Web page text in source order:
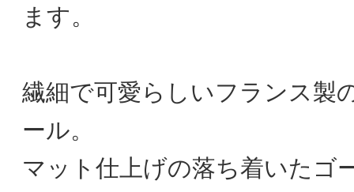
ます。
繊細で可愛らしいフランス製
ール。
マット仕上げの落ち着いたゴ